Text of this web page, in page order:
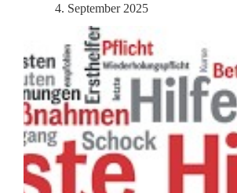
4. September 2025